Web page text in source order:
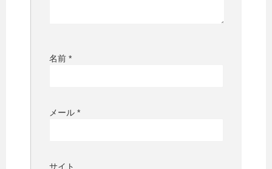
名前 *
メール *
サイト